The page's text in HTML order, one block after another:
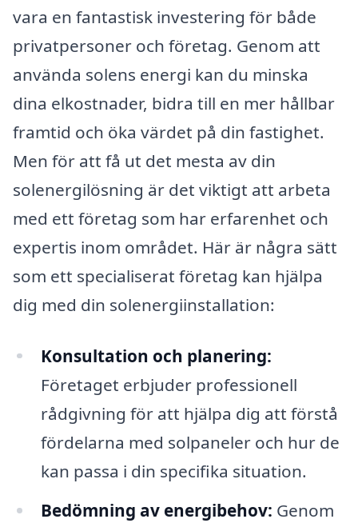
vara en fantastisk investering för både
privatpersoner och företag. Genom att
använda solens energi kan du minska
dina elkostnader, bidra till en mer hållbar
framtid och öka värdet på din fastighet.
Men för att få ut det mesta av din
solenergilösning är det viktigt att arbeta
med ett företag som har erfarenhet och
expertis inom området. Här är några sätt
som ett specialiserat företag kan hjälpa
dig med din solenergiinstallation:
Konsultation och planering:
Företaget erbjuder professionell
rådgivning för att hjälpa dig att förstå
fördelarna med solpaneler och hur de
kan passa i din specifika situation.
Bedömning av energibehov: Genom